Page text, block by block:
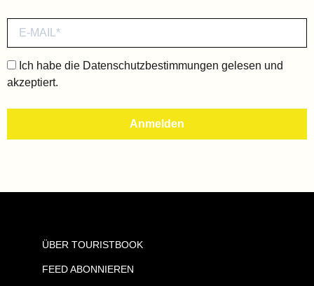
Ich habe die Datenschutzbestimmungen gelesen und
akzeptiert.
ÜBER TOURISTBOOK
FEED ABONNIEREN